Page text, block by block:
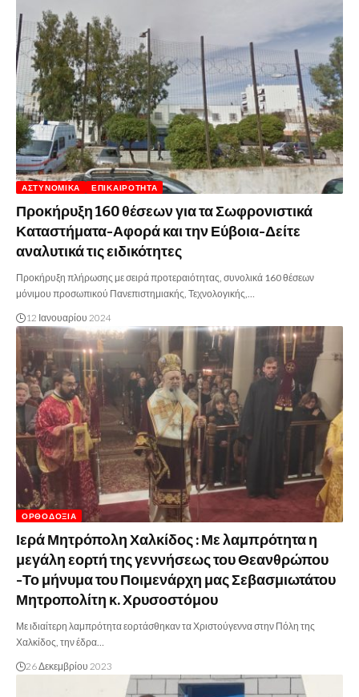
ΑΣΤΥΝΟΜΙΚΆ ΕΠΙΚΑΙΡΌΤΗΤΑ
Προκήρυξη 160 θέσεων για τα Σωφρονιστικά
Καταστήματα-Αφορά και την Εύβοια-Δείτε
αναλυτικά τις ειδικότητες
Προκήρυξη πλήρωσης με σειρά προτεραιότητας, συνολικά 160 θέσεων
μόνιμου προσωπικού Πανεπιστημιακής, Τεχνολογικής,…
12 Ιανουαρίου 2024
ΟΡΘΟΔΟΞΊΑ
Ιερά Μητρόπολη Χαλκίδος : Με λαμπρότητα η
μεγάλη εορτή της γεννήσεως του Θεανθρώπου
-Το μήνυμα του Ποιμενάρχη μας Σεβασμιωτάτου
Μητροπολίτη κ. Χρυσοστόμου
Με ιδιαίτερη λαμπρότητα εορτάσθηκαν τα Χριστούγεννα στην Πόλη της
Χαλκίδος, την έδρα…
26 Δεκεμβρίου 2023